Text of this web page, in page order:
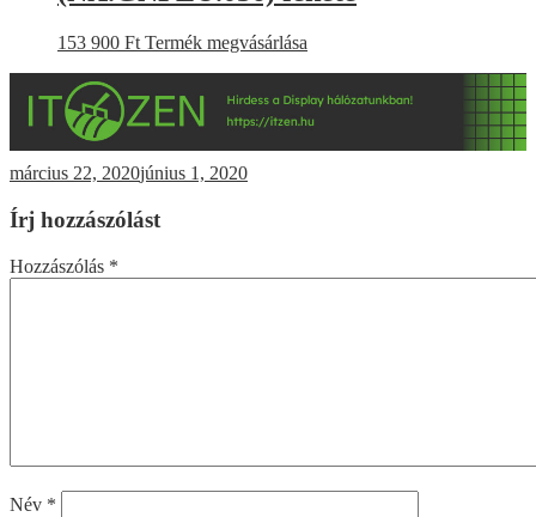
153 900 Ft Termék megvásárlása
március 22, 2020június 1, 2020
Írj hozzászólást
Hozzászólás *
Név *